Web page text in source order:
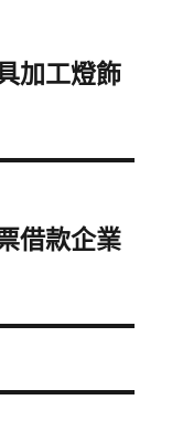
加工燈飾
借款企業